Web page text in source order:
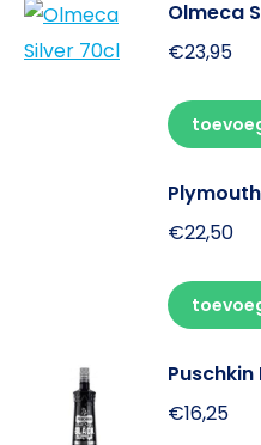
Olmeca
€23,95
€22,50
Puschkin
€16,25